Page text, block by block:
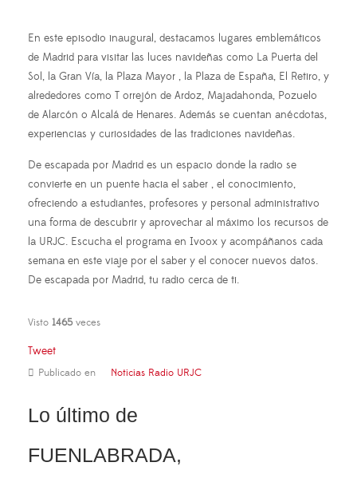
En este episodio inaugural, destacamos lugares emblemáticos
de Madrid para visitar las luces navideñas como La Puerta del
Sol, la Gran Vía, la Plaza Mayor , la Plaza de España, El Retiro, y
alrededores como T orrejón de Ardoz, Majadahonda, Pozuelo
de Alarcón o Alcalá de Henares. Además se cuentan anécdotas,
experiencias y curiosidades de las tradiciones navideñas.
De escapada por Madrid es un espacio donde la radio se
convierte en un puente hacia el saber , el conocimiento,
ofreciendo a estudiantes, profesores y personal administrativo
una forma de descubrir y aprovechar al máximo los recursos de
la URJC. Escucha el programa en Ivoox y acompáñanos cada
semana en este viaje por el saber y el conocer nuevos datos.
De escapada por Madrid, tu radio cerca de ti.
Visto 1465veces
Tweet
Publicado en Noticias Radio URJC
Lo último de
FUENLABRADA,